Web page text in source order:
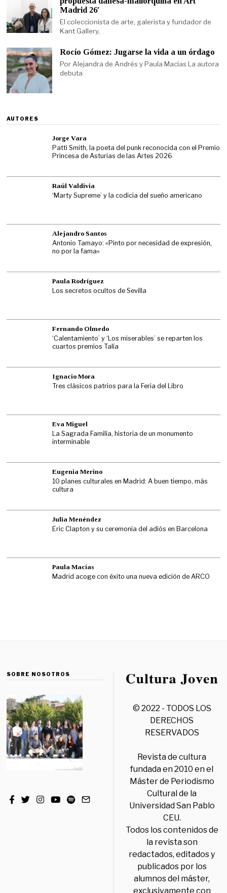
Madrid 26′
El coleccionista de arte, galerista y fundador de
Kant Gallery,
Rocío Gómez: Jugarse la vida a un órdago
Por Alejandra de Andrés y Paula Macías La autora
debuta
AUTORES
Jorge Vara
Patti Smith, la poeta del punk reconocida con el Premio
Princesa de Asturias de las Artes 2026
Raúl Valdivia
‘Marty Supreme’ y la codicia del sueño americano
Alejandro Santos
Antonio Tamayo: «Pinto por necesidad de expresión,
no por la fama»
Paula Rodríguez
Los secretos ocultos de Sevilla
Fernando Olmedo
‘Calentamiento’ y ‘Los miserables’ se reparten los
cuartos premios Talía
Ignacio Mora
Tres clásicos patrios para la Feria del Libro
Eva Miguel
La Sagrada Familia, historia de un monumento
interminable
Eugenia Merino
10 planes culturales en Madrid: A buen tiempo, más
cultura
Julia Menéndez
Eric Clapton y su ceremonia del adiós en Barcelona
Paula Macías
Madrid acoge con éxito una nueva edición de ARCO
SOBRE NOSOTROS
© 2022 - TODOS LOS
DERECHOS
RESERVADOS
Revista de cultura
fundada en 2010 en el
Máster de Periodismo
Cultural de la
Universidad San Pablo
CEU.
Todos los contenidos de
la revista son
redactados, editados y
publicados por los
alumnos del máster,
exclusivamente con